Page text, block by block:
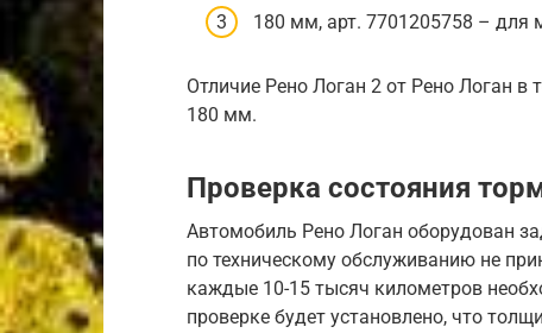
180 мм, арт. 7701205758 – для
Отличие Рено Логан 2 от Рено Логан в
180 мм.
Проверка состояния
Автомобиль Рено Логан оборудован
по техническому обслуживанию не
каждые 10-15 тысяч километров
проверке будет установлено, что